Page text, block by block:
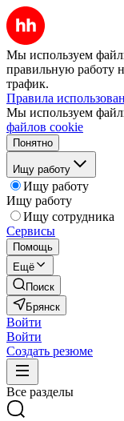
Мы используем
правильную работу
трафик.
Правила
Мы используем
файлов cookie
Понятно
Ищу работу
Ищу работу
Ищу работу
Ищу сотрудника
Сервисы
Помощь
Ещё
Поиск
Брянск
Войти
Войти
Создать резюме
Все разделы